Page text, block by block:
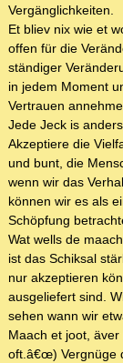
Vergänglichkeiten.
Et bliev nix wie et
offen für die
ständiger
in jedem Moment
Vertrauen
Jede Jeck is
Akzeptiere die
und bunt, die
wenn wir das
können wir es als
Schöpfung
Wat wells de
ist das Schiksal
nur akzeptieren
ausgeliefert sind.
sehen wann wir
Maach et joot,
oft.â€œ) Vergnüge